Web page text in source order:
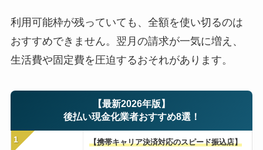
利用可能枠が残っていても、全額を使い切るのは
おすすめできません。翌月の請求が一気に増え、
生活費や固定費を圧迫するおそれがあります。
【最新2026年版】
後払い現金化業者おすすめ8選！
1 【携帯キャリア決済対応のスピード振込店】